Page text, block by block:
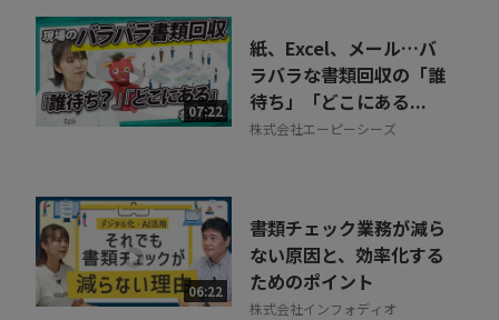
07:22
紙、Excel、メール…バ
ラバラな書類回収の「誰
待ち」「どこにある...
株式会社エーピーシーズ
06:22
書類チェック業務が減ら
ない原因と、効率化する
ためのポイント
株式会社インフォディオ